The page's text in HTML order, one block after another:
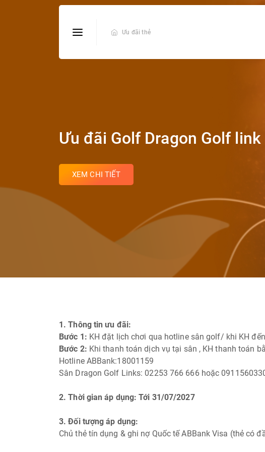
Ưu đãi thẻ
Ưu đãi Golf Dragon Golf link
XEM CHI TIẾT
1. Thông tin ưu đãi:
Bước 1: KH đặt lịch chơi qua hotline sân golf/ khi KH
Bước 2: Khi thanh toán dịch vụ tại sân , KH thanh toán
Hotline ABBank:18001159
Sân Dragon Golf Links: 02253 766 666 hoặc
2. Thời gian áp dụng: Tới 31/07/2027
3. Đối tượng áp dụng:
Chủ thẻ tín dụng & ghi nợ Quốc tế ABBank Visa (thẻ